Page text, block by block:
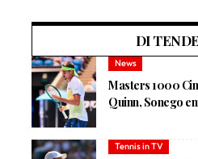
DI
News
Masters 1000
Quinn, Sonego
Tennis in TV